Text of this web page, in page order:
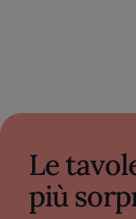
Le
più